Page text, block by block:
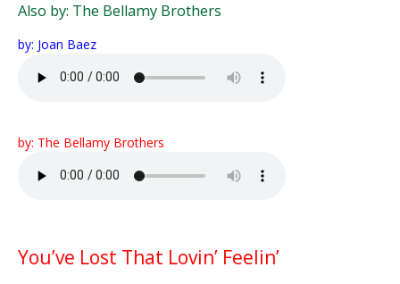
Also by: The Bellamy Brothers
by: Joan Baez
by: The Bellamy Brothers
You’ve Lost That Lovin’ Feelin’